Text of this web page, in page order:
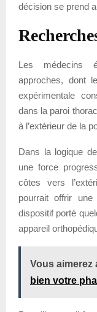
décision se prend
Les médecins
approches, dont
expérimentale
dans la paroi
à l’extérieur de la
Dans la logique
une force
côtes vers
pourrait offrir
dispositif porté
appareil
Vous aimerez
bien votre